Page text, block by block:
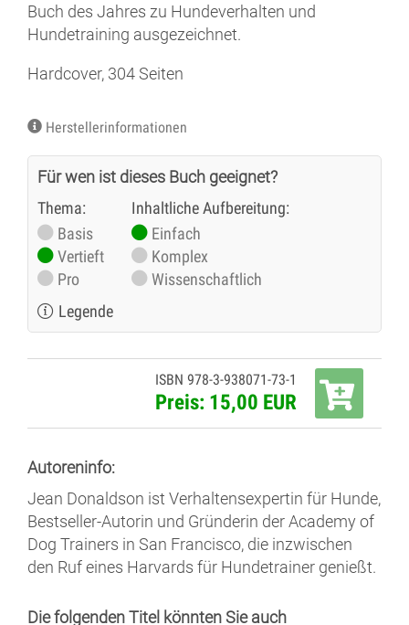
Buch des Jahres zu Hundeverhalten und
Hundetraining ausgezeichnet.
Hardcover, 304 Seiten
Herstellerinformationen
Für wen ist dieses Buch geeignet?
Thema:
Basis
Vertieft
Pro
Inhaltliche Aufbereitung:
Einfach
Komplex
Wissenschaftlich
Legende
ISBN 978-3-938071-73-1
Preis: 15,00 EUR
Autoreninfo:
Jean Donaldson ist Verhaltensexpertin für Hunde,
Bestseller-Autorin und Gründerin der Academy of
Dog Trainers in San Francisco, die inzwischen
den Ruf eines Harvards für Hundetrainer genießt.
Die folgenden Titel könnten Sie auch